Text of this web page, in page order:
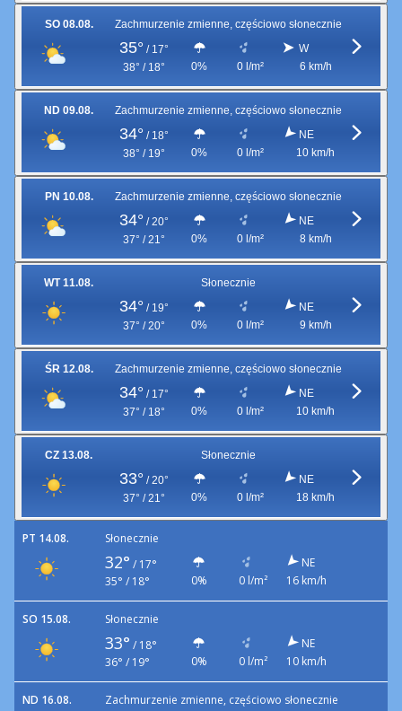
SO 08.08. Zachmurzenie zmienne, częściowo słonecznie
35° / 17°
38° / 18°
0% 0 l/m²
W
6 km/h
ND 09.08. Zachmurzenie zmienne, częściowo słonecznie
34° / 18°
38° / 19°
0% 0 l/m²
NE
10 km/h
PN 10.08. Zachmurzenie zmienne, częściowo słonecznie
34° / 20°
37° / 21°
0% 0 l/m²
NE
8 km/h
WT 11.08. Słonecznie
34° / 19°
37° / 20°
0% 0 l/m²
NE
9 km/h
ŚR 12.08. Zachmurzenie zmienne, częściowo słonecznie
34° / 17°
37° / 18°
0% 0 l/m²
NE
10 km/h
CZ 13.08. Słonecznie
33° / 20°
37° / 21°
0% 0 l/m²
NE
18 km/h
PT 14.08. Słonecznie
32° / 17°
35° / 18°
0% 0 l/m²
NE
16 km/h
SO 15.08. Słonecznie
33° / 18°
36° / 19°
0% 0 l/m²
NE
10 km/h
ND 16.08. Zachmurzenie zmienne, częściowo słonecznie